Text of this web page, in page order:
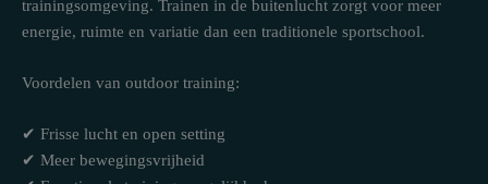
trainingsomgeving. Trainen in de buitenlucht zorgt voor meer
energie, ruimte en variatie dan een traditionele sportschool.
Voordelen van outdoor training:
✔ Frisse lucht en open setting
✔ Meer bewegingsvrijheid